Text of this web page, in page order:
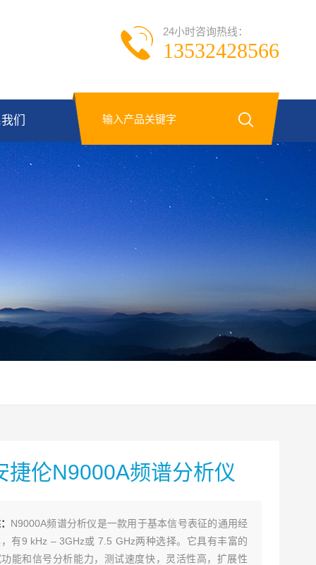
24小时咨询热线：
13532428566
们
捷伦N9000A频谱分析仪
N9000A频谱分析仪是一款用于基本信号表征的通用经
有9 kHz – 3GHz或 7.5 GHz两种选择。它具有丰富的
能和信号分析能力，测试速度快，灵活性高，扩展性